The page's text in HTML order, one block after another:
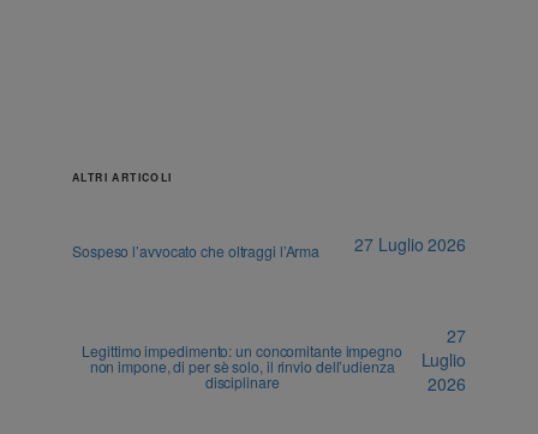
ALTRI ARTICOLI
Sospeso l’avvocato che oltraggi l’Arma 27 Luglio 2026
Legittimo impedimento: un concomitante impegno
non impone, di per sè solo, il rinvio dell’udienza
disciplinare
27
Luglio
2026